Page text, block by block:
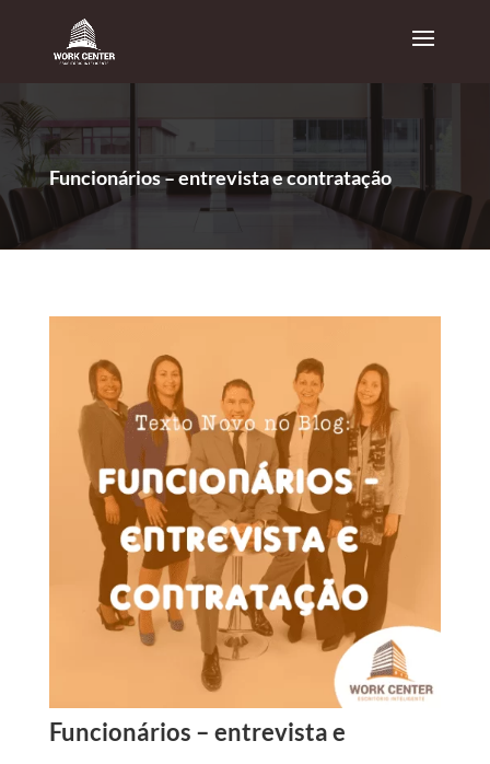
Funcionários – entrevista e contratação
Funcionários – entrevista e